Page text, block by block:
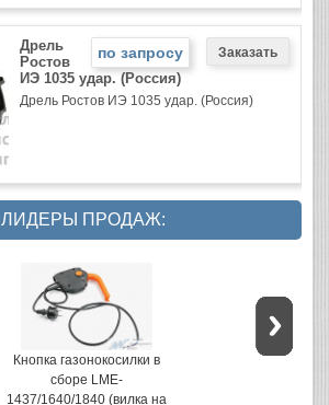
по запросу
Дрель
Ростов
ИЭ 1035 удар. (Россия)
Дрель Ростов ИЭ 1035 удар. (Россия)
ЛИДЕРЫ ПРОДАЖ:
Кнопка газонокосилки в
сборе LME-
1437/1640/1840 (вилка на